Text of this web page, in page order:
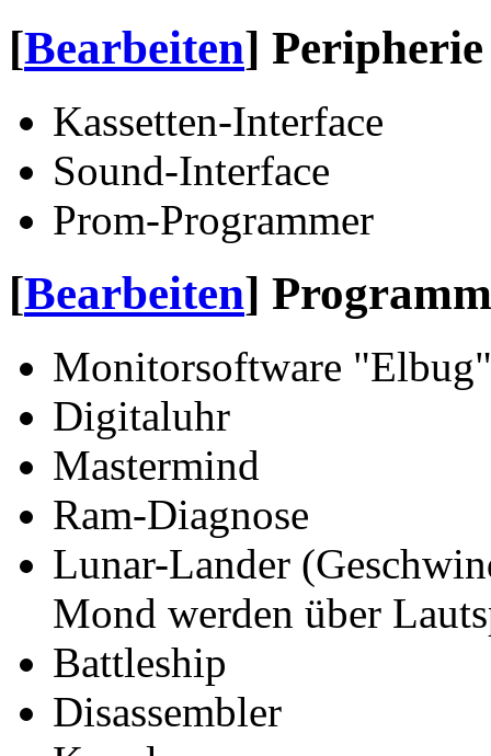
[Bearbeiten] Peripherie
Kassetten-Interface
Sound-Interface
Prom-Programmer
[Bearbeiten]
Monitorsoftware "Elbug"
Digitaluhr
Mastermind
Ram-Diagnose
Lunar-Lander
Mond werden über
Battleship
Disassembler